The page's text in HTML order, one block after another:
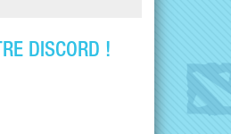
DISCORD !